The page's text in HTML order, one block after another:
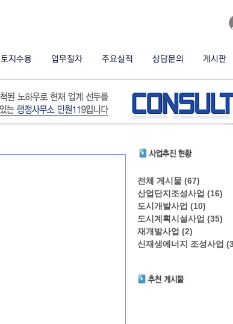
토지수용 업무절차 주요실적 상담문의 게시판
전체 게시물 (67)
산업단지조성사업 (16)
도시개발사업 (10)
도시계획시설사업 (35)
재개발사업 (2)
신재생에너지 조성사업